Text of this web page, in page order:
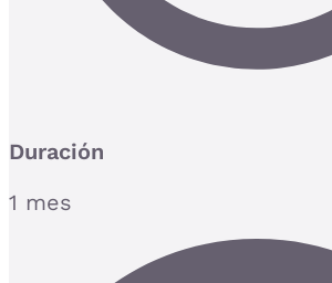
Duración
1 mes